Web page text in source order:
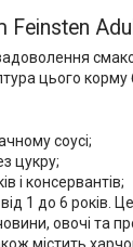
Feinsten
цього корму
соусі;
цукру;
і консервантів;
1 до 6 років.
овочі та